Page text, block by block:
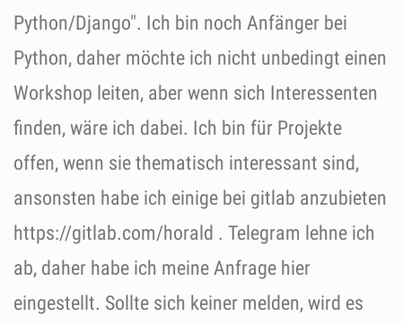
Python/Django". Ich bin noch Anfänger bei
Python, daher möchte ich nicht unbedingt einen
Workshop leiten, aber wenn sich Interessenten
finden, wäre ich dabei. Ich bin für Projekte
offen, wenn sie thematisch interessant sind,
ansonsten habe ich einige bei gitlab anzubieten
https://gitlab.com/horald . Telegram lehne ich
ab, daher habe ich meine Anfrage hier
eingestellt. Sollte sich keiner melden, wird es